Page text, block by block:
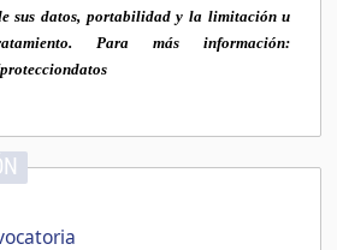
sus datos, portabilidad y la limitación u
Para más información: